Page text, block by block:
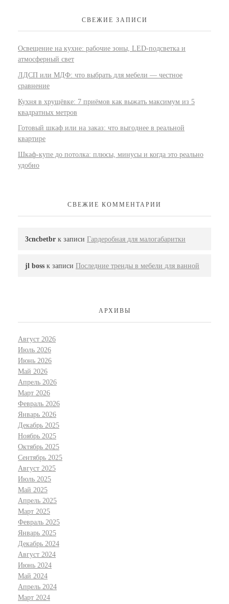
СВЕЖИЕ ЗАПИСИ
Освещение на кухне: рабочие зоны, LED-подсветка и
атмосферный свет
ЛДСП или МДФ: что выбрать для мебели — честное
сравнение
Кухня в хрущёвке: 7 приёмов как выжать максимум из 5
квадратных метров
Готовый шкаф или на заказ: что выгоднее в реальной
квартире
Шкаф-купе до потолка: плюсы, минусы и когда это реально
удобно
СВЕЖИЕ КОММЕНТАРИИ
3cncbetbr к записи Гардеробная для малогабаритки
jl boss к записи Последние тренды в мебели для ванной
АРХИВЫ
Август 2026
Июль 2026
Июнь 2026
Май 2026
Апрель 2026
Март 2026
Февраль 2026
Январь 2026
Декабрь 2025
Ноябрь 2025
Октябрь 2025
Сентябрь 2025
Август 2025
Июль 2025
Май 2025
Апрель 2025
Март 2025
Февраль 2025
Январь 2025
Декабрь 2024
Август 2024
Июнь 2024
Май 2024
Апрель 2024
Март 2024